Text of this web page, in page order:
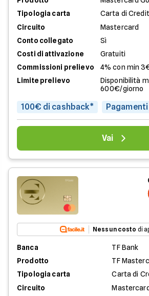
Tipologia carta
Carta di
Circuito
Mastercard
Conto collegato
Sì
Costi di attivazione
Gratuiti
Commissioni prelievo
4% con min
Limite prelievo
Disponibilità
600€/giorno
100€ di cashback*
Vai
Nessun costo di
Banca
TF Bank
Prodotto
TF
Tipologia carta
Carta di
Circuito
Mastercard